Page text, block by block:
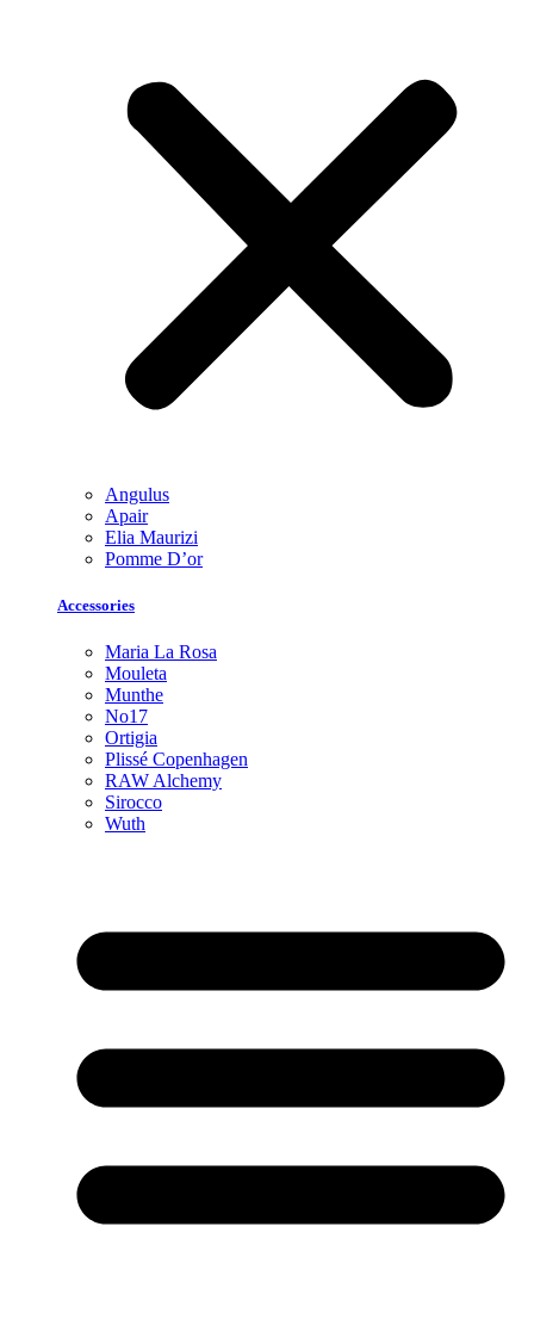
Angulus
Apair
Elia Maurizi
Pomme D’or
Accessories
Maria La Rosa
Mouleta
Munthe
No17
Ortigia
Plissé Copenhagen
RAW Alchemy
Sirocco
Wuth